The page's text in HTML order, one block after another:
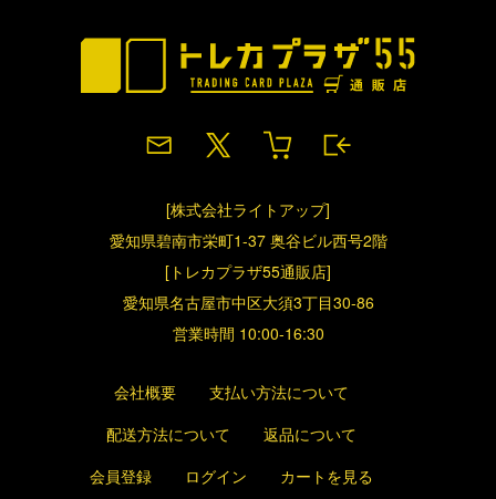
[株式会社ライトアップ]
愛知県碧南市栄町1-37 奥谷ビル西号2階
[トレカプラザ55通販店]
愛知県名古屋市中区大須3丁目30-86
営業時間 10:00-16:30
会社概要
支払い方法について
配送方法について
返品について
会員登録
ログイン
カートを見る